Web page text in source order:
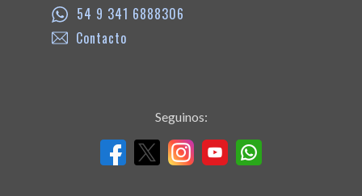
54 9 341 6888306
Contacto
Seguinos: